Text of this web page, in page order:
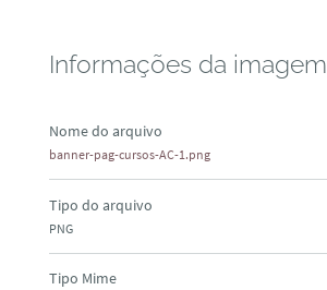
Informações da imagem
Nome do arquivo
banner-pag-cursos-AC-1.png
Tipo do arquivo
PNG
Tipo Mime